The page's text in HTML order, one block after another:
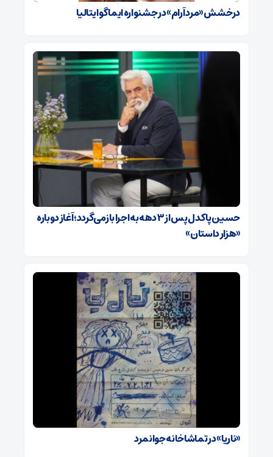
درخشش «مرد آرام» در جشنواره ایماگو ایتالیا
حسین پاکدل پس از ۳ دهه به اجرا بازمی‌گردد؛ آغاز دوباره
«هزار داستان»
«ناریا» در تماشاخانه جوانمرد